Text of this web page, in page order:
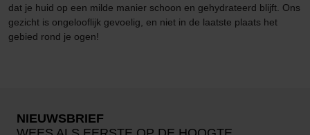
dat je huid op een milde manier schoon en gehydrateerd blijft. Ons
gezicht is ongelooflijk gevoelig, en niet in de laatste plaats het
gebied rond je ogen!
NIEUWSBRIEF